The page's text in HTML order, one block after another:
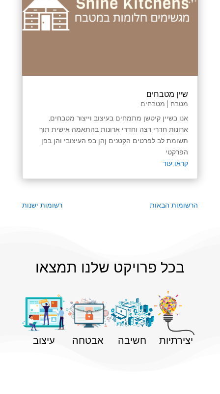
שיין מטבחים
מטבח | מטבחים
אנו בשיין קיטשן מתמחים בעיצוב וייצור מטבחים,
ארונות חדרי רצה וחדרי ארונות בהתאמה אישית תוך
תשומת לב לפרטים הקטנים ןהן בפ העיצובי והן בפן
הפרקטי
קראו עוד
רשומות ישנות הרשומות הבאות
בכל פרויקט שלנו תמצאו
יצירתיות חשיבה אבטחה עיצוב